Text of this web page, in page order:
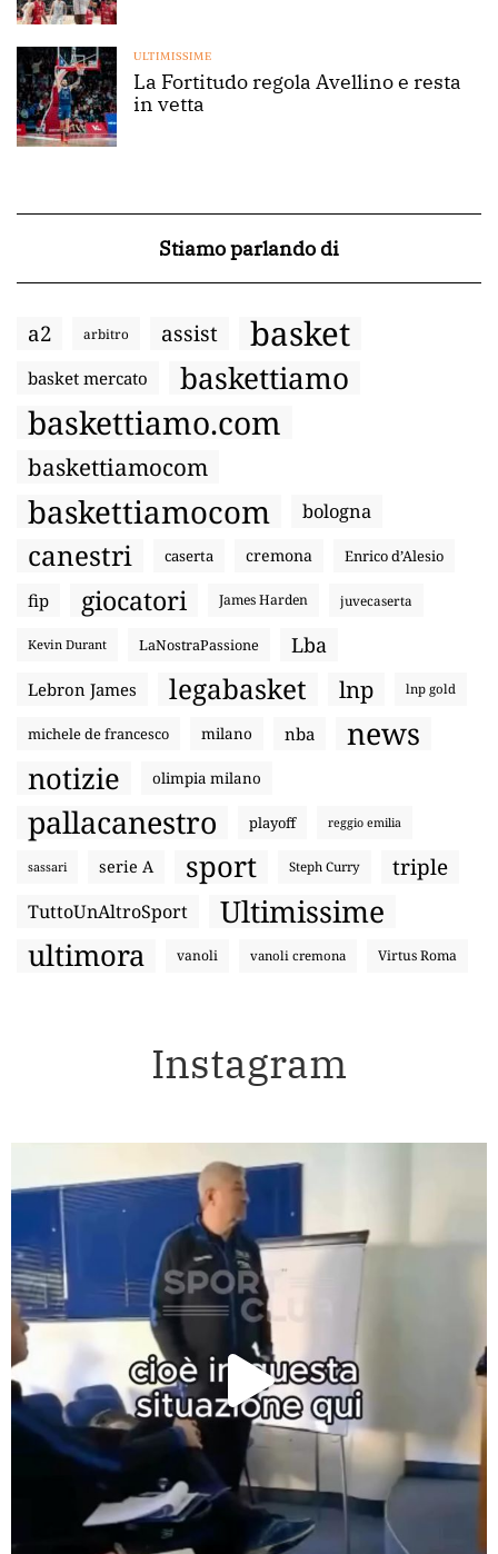
ULTIMISSIME
La Fortitudo regola Avellino e resta
in vetta
Stiamo parlando di
a2 arbitro assist basket
basket mercato baskettiamo
baskettiamo.com
baskettiamocom
baskettiamocom bologna
canestri caserta cremona Enrico d’Alesio
fip giocatori James Harden juvecaserta
Kevin Durant LaNostraPassione Lba
Lebron James legabasket lnp lnp gold
michele de francesco milano nba news
notizie olimpia milano
pallacanestro playoff reggio emilia
sassari serie A sport Steph Curry triple
TuttoUnAltroSport Ultimissime
ultimora vanoli vanoli cremona Virtus Roma
Instagram